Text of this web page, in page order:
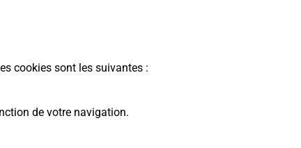
cookies sont les suivantes :
de votre navigation.